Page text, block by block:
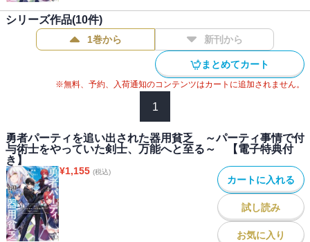
シリーズ作品(10件)
1巻から 新刊から
まとめてカート
※無料、予約、入荷通知のコンテンツはカートに追加されません。
1
勇者パーティを追い出された器用貧乏 ～パーティ事情で付
与術士をやっていた剣士、万能へと至る～ 【電子特典付
き】
¥1,155 (税込)
カートに入れる
試し読み
お気に入り